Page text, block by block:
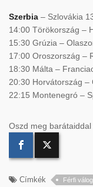
Szerbia – Szlovákia
14:00 Törökország –
15:30 Grúzia –
17:00 Oroszország –
18:30 Málta –
20:30 Horvátország –
22:15 Montenegró –
Oszd meg
Címkék Férfi